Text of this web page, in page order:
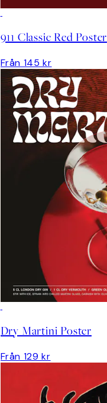
911 Classic Red Poster
Från 145 kr
Dry Martini Poster
Från 129 kr